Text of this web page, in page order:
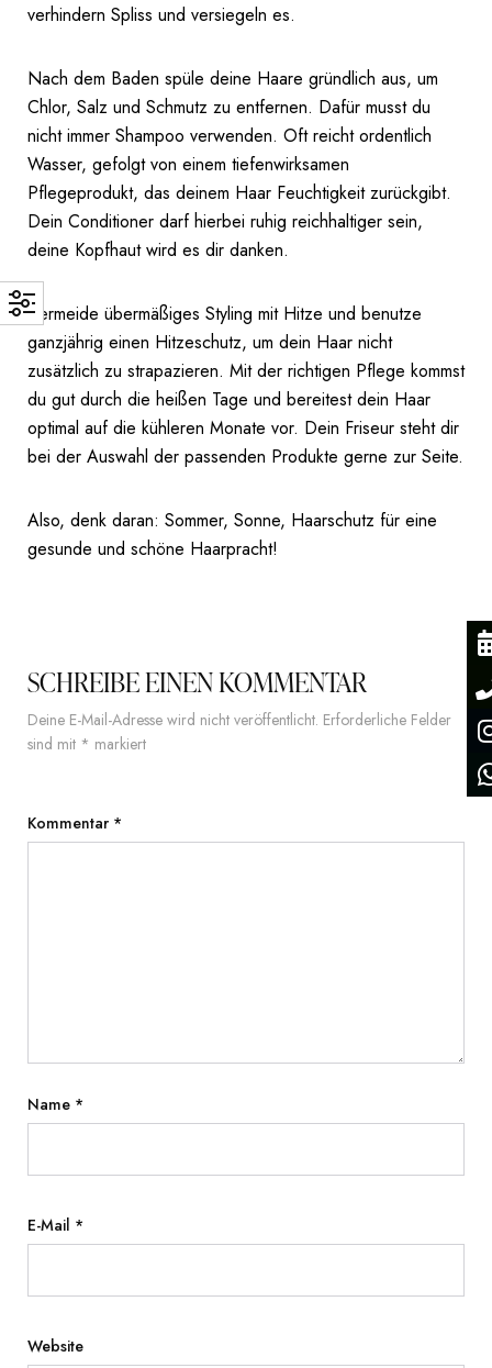
verhindern Spliss und versiegeln es.
Nach dem Baden spüle deine Haare gründlich aus, um
Chlor, Salz und Schmutz zu entfernen. Dafür musst du
nicht immer Shampoo verwenden. Oft reicht ordentlich
Wasser, gefolgt von einem tiefenwirksamen
Pflegeprodukt, das deinem Haar Feuchtigkeit zurückgibt.
Dein Conditioner darf hierbei ruhig reichhaltiger sein,
deine Kopfhaut wird es dir danken.
Vermeide übermäßiges Styling mit Hitze und benutze
ganzjährig einen Hitzeschutz, um dein Haar nicht
zusätzlich zu strapazieren. Mit der richtigen Pflege kommst
du gut durch die heißen Tage und bereitest dein Haar
optimal auf die kühleren Monate vor. Dein Friseur steht dir
bei der Auswahl der passenden Produkte gerne zur Seite.
Also, denk daran: Sommer, Sonne, Haarschutz für eine
gesunde und schöne Haarpracht!
SCHREIBE EINEN KOMMENTAR
Deine E-Mail-Adresse wird nicht veröffentlicht. Erforderliche Felder
sind mit * markiert
Kommentar *
Name *
E-Mail *
Website